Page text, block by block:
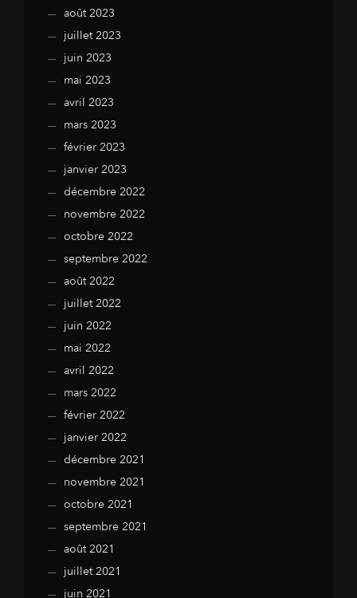
août 2023
juillet 2023
juin 2023
mai 2023
avril 2023
mars 2023
février 2023
janvier 2023
décembre 2022
novembre 2022
octobre 2022
septembre 2022
août 2022
juillet 2022
juin 2022
mai 2022
avril 2022
mars 2022
février 2022
janvier 2022
décembre 2021
novembre 2021
octobre 2021
septembre 2021
août 2021
juillet 2021
juin 2021